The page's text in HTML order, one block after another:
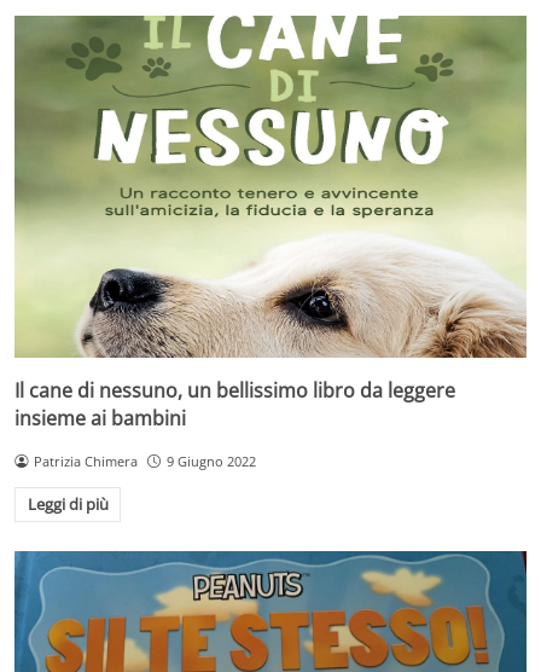
Il cane di nessuno, un bellissimo libro da leggere
insieme ai bambini
Patrizia Chimera 9 Giugno 2022
Leggi di più